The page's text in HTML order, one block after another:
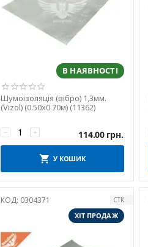
В НАЯВНОСТІ
Шумоізоляція (вібро) 1,3мм.
(Vizol) (0.50х0.70м) (11362)
+
− 114.00 грн.
У КОШИК
КОД: 0304371
СТК
ХІТ ПРОДАЖ